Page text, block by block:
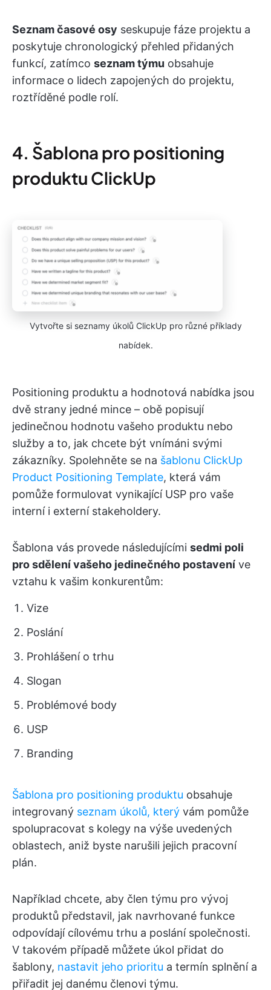
Seznam časové osy seskupuje fáze projektu a
poskytuje chronologický přehled přidaných
funkcí, zatímco seznam týmu obsahuje
informace o lidech zapojených do projektu,
roztříděné podle rolí.
4. Šablona pro positioning
produktu ClickUp
Vytvořte si seznamy úkolů ClickUp pro různé příklady
nabídek.
Positioning produktu a hodnotová nabídka jsou
dvě strany jedné mince – obě popisují
jedinečnou hodnotu vašeho produktu nebo
služby a to, jak chcete být vnímáni svými
zákazníky. Spolehněte se na šablonu ClickUp
Product Positioning Template, která vám
pomůže formulovat vynikající USP pro vaše
interní i externí stakeholdery.
Šablona vás provede následujícími sedmi poli
pro sdělení vašeho jedinečného postavení ve
vztahu k vašim konkurentům:
Vize
Poslání
Prohlášení o trhu
Slogan
Problémové body
USP
Branding
Šablona pro positioning produktu obsahuje
integrovaný seznam úkolů, který vám pomůže
spolupracovat s kolegy na výše uvedených
oblastech, aniž byste narušili jejich pracovní
plán.
Například chcete, aby člen týmu pro vývoj
produktů představil, jak navrhované funkce
odpovídají cílovému trhu a poslání společnosti.
V takovém případě můžete úkol přidat do
šablony, nastavit jeho prioritu a termín splnění a
přiřadit jej danému členovi týmu.